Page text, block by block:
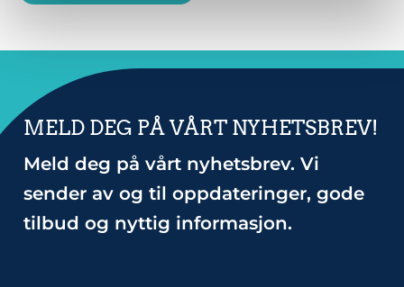
MELD DEG PÅ VÅRT NYHETSBREV!
Meld deg på vårt nyhetsbrev. Vi
sender av og til oppdateringer, gode
tilbud og nyttig informasjon.